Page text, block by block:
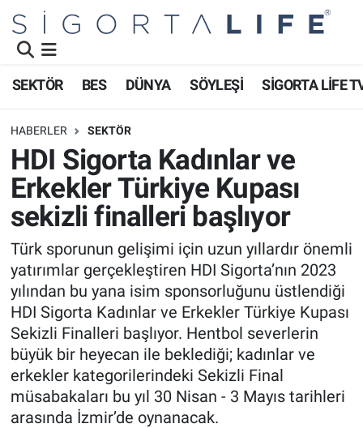
SEKTÖR BES DÜNYA SÖYLEŞİ SİGORTA LİFE
HABERLER SEKTÖR
HDI Sigorta Kadınlar ve
Erkekler Türkiye Kupası
sekizli finalleri başlıyor
Türk sporunun gelişimi için uzun yıllardır önemli
yatırımlar gerçekleştiren HDI Sigorta’nın 2023
yılından bu yana isim sponsorluğunu üstlendiği
HDI Sigorta Kadınlar ve Erkekler Türkiye Kupası
Sekizli Finalleri başlıyor. Hentbol severlerin
büyük bir heyecan ile beklediği; kadınlar ve
erkekler kategorilerindeki Sekizli Final
müsabakaları bu yıl 30 Nisan - 3 Mayıs tarihleri
arasında İzmir’de oynanacak.
Namaz Vakitleri
Trafik Durumu
Süper Lig Puan Durumu ve Fikstür
Tüm Manşetler
Son Dakika Haberleri
Haber Arşivi